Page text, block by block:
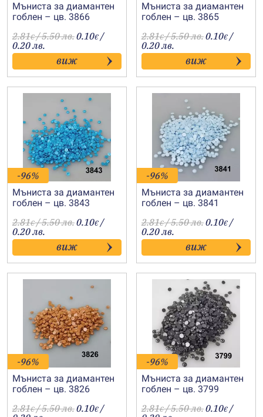
Мъниста за диамантен
гоблен – цв. 3866
2.81€/ 5.50 лв.0.10€ /
0.20 лв.
виж
Мъниста за диамантен
гоблен – цв. 3865
2.81€/ 5.50 лв.0.10€ /
0.20 лв.
виж
-96%
Мъниста за диамантен
гоблен – цв. 3843
2.81€/ 5.50 лв.0.10€ /
0.20 лв.
виж
-96%
Мъниста за диамантен
гоблен – цв. 3841
2.81€/ 5.50 лв.0.10€ /
0.20 лв.
виж
-96%
Мъниста за диамантен
гоблен – цв. 3826
2.81€/ 5.50 лв.0.10€ /
-96%
Мъниста за диамантен
гоблен – цв. 3799
2.81€/ 5.50 лв.0.10€ /